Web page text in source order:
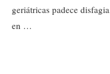
geriátricas padece
en …